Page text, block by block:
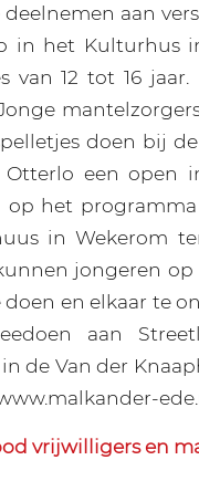
deelnemen aan
in het Kulturhus
van 12 tot 16
doen bij
een open
op het
in Wekerom
jongeren
doen en elkaar te
aan
de Van der
vrijwilligers en